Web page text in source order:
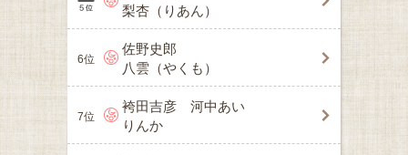
梨杏（りあん）
6位
佐野史郎
八雲（やくも）
7位
袴田吉彦 河中あい
りんか